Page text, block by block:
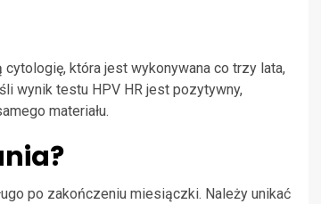
która jest wykonywana co trzy lata,
wynik testu HPV HR jest pozytywny,
materiału.
po zakończeniu miesiączki. Należy unikać